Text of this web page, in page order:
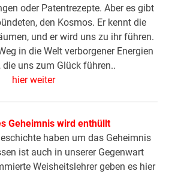
oder Patentrezepte. Aber es gibt
den Kosmos. Er kennt die
und er wird uns zu ihr führen.
in die Welt verborgener Energien
die uns zum Glück führen..
hier weiter
Geheimnis wird enthüllt
haben um das Geheimnis
ist auch in unserer Gegenwart
Weisheitslehrer geben es hier